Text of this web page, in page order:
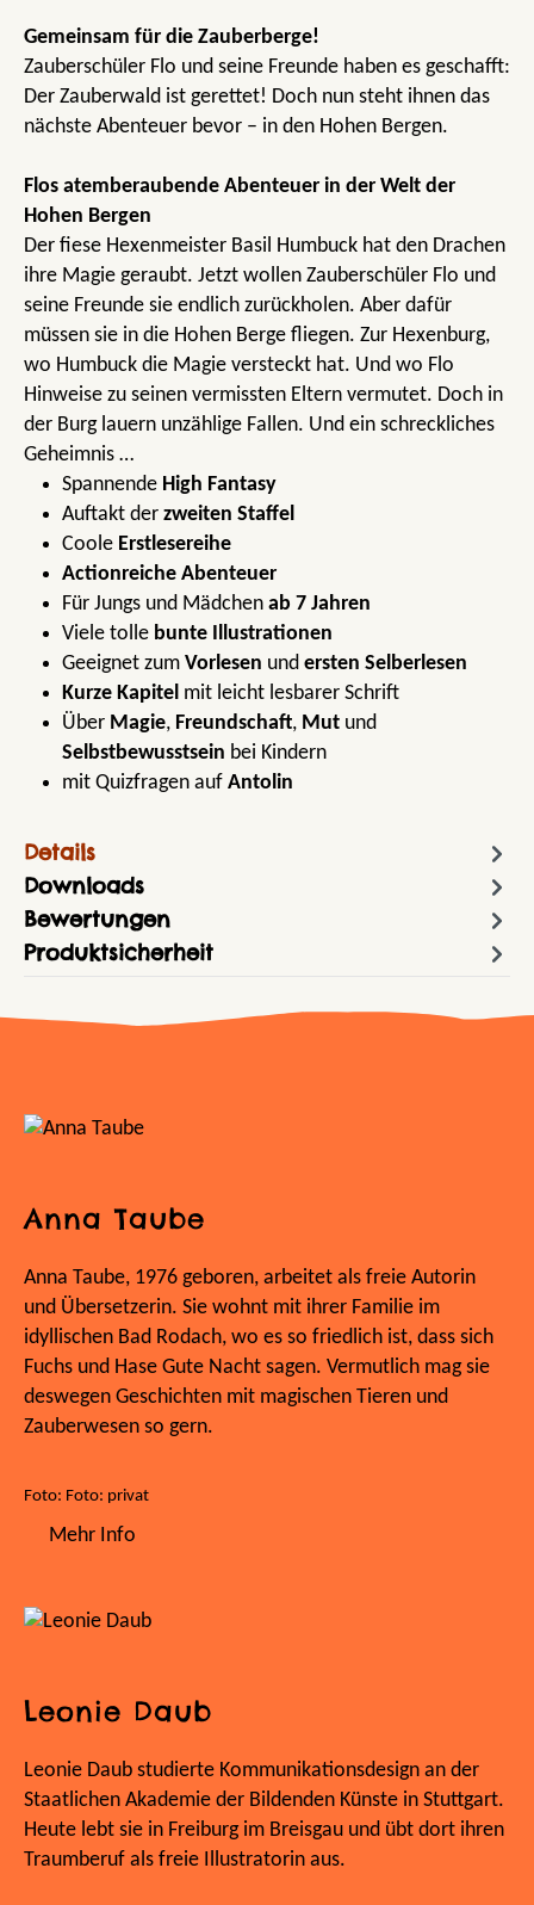
Gemeinsam für die Zauberberge!
Zauberschüler Flo und seine Freunde haben es geschafft:
Der Zauberwald ist gerettet! Doch nun steht ihnen das
nächste Abenteuer bevor – in den Hohen Bergen.
Flos atemberaubende Abenteuer in der Welt der
Hohen Bergen
Der fiese Hexenmeister Basil Humbuck hat den Drachen
ihre Magie geraubt. Jetzt wollen Zauberschüler Flo und
seine Freunde sie endlich zurückholen. Aber dafür
müssen sie in die Hohen Berge fliegen. Zur Hexenburg,
wo Humbuck die Magie versteckt hat. Und wo Flo
Hinweise zu seinen vermissten Eltern vermutet. Doch in
der Burg lauern unzählige Fallen. Und ein schreckliches
Geheimnis …
Spannende High Fantasy
Auftakt der zweiten Staffel
Coole Erstlesereihe
Actionreiche Abenteuer
Für Jungs und Mädchen ab 7 Jahren
Viele tolle bunte Illustrationen
Geeignet zum Vorlesen und ersten Selberlesen
Kurze Kapitel mit leicht lesbarer Schrift
Über Magie, Freundschaft, Mut und
Selbstbewusstsein bei Kindern
mit Quizfragen auf Antolin
Details
Downloads
Bewertungen
Produktsicherheit
Anna Taube
Anna Taube, 1976 geboren, arbeitet als freie Autorin
und Übersetzerin. Sie wohnt mit ihrer Familie im
idyllischen Bad Rodach, wo es so friedlich ist, dass sich
Fuchs und Hase Gute Nacht sagen. Vermutlich mag sie
deswegen Geschichten mit magischen Tieren und
Zauberwesen so gern.
Foto: Foto: privat
Mehr Info
Leonie Daub
Leonie Daub studierte Kommunikationsdesign an der
Staatlichen Akademie der Bildenden Künste in Stuttgart.
Heute lebt sie in Freiburg im Breisgau und übt dort ihren
Traumberuf als freie Illustratorin aus.